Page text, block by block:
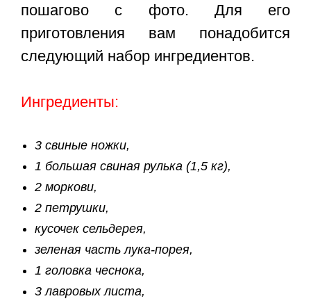
пошагово с фото. Для его
приготовления вам понадобится
следующий набор ингредиентов.
Ингредиенты:
3 свиные ножки,
1 большая свиная рулька (1,5 кг),
2 моркови,
2 петрушки,
кусочек сельдерея,
зеленая часть лука-порея,
1 головка чеснока,
3 лавровых листа,